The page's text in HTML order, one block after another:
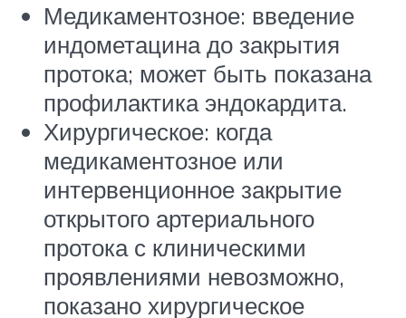
Медикаментозное: введение
индометацина до закрытия
протока; может быть показана
профилактика эндокардита.
Хирургическое: когда
медикаментозное или
интервенционное закрытие
открытого артериального
протока с клиническими
проявлениями невозможно,
показано хирургическое